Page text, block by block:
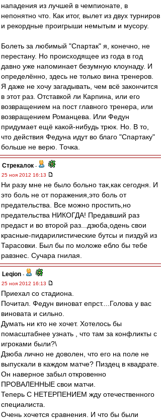
нападения из лучшей в чемпионате, в
непонятно что. Как итог, вылет из двух турниров
и рекордные проигрыши немытым и мусору.
Болеть за любимый "Спартак" я, конечно, не
перестану. Но происходящее из года в год
давно уже напоминает безумную клоунаду. И
определённо, здесь не только вина тренеров.
Я даже не хочу загадывать, чем всё закончится
в этот раз. Отставкой ли Карпина, или его
возвращением на пост главного тренера, или
возвращением Романцева. Или Федун
придумает ещё какой-нибудь трюк. Но. В то,
что действия Федуна идут во благо "Спартаку"
больше не верю. Точка.
Стрекалок -
25 ноя 2012 16:13
Ни разу мне не было больно так,как сегодня. И
это боль не от поражения,это боль от
предательства. Все можно простить,но
предательства НИКОГДА! Предавший раз
предаст и во второй раз...дзюба,одень свои
красные-пидарилистические бутсы и пиздуй из
Тарасовки. Был бы по моложе ебло бы тебе
равзнес. Сучара гнилая.
Leqion -
25 ноя 2012 16:13
Приехал со стадиона.
Почитал. Федун виноват епрст....Голова у вас
виновата и сильно.
Думать ни кто не хочет. Хотелось бы
помасштабнее узнать , что там за конфликты с
игроками были?\
Дзюба лично не доволен, что его на поле не
выпускали в каждом матче? Пиздец в квадрате.
Он наверное забыл откровенно
ПРОВАЛЕННЫЕ свои матчи.
Теперь С НЕТЕРПЕНИЕМ жду отечественного
специалиста.
Очень хочется сравнения. И что бы были